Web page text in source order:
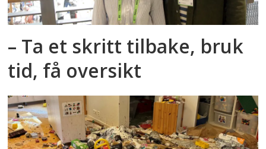
– Ta et skritt tilbake, bruk
tid, få oversikt